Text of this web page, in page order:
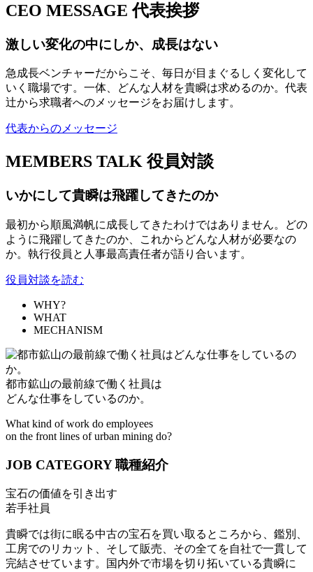
CEO MESSAGE 代表挨拶
激しい変化の中にしか、成長はない
急成長ベンチャーだからこそ、毎日が目まぐるしく変化して
いく職場です。一体、どんな人材を貴瞬は求めるのか。代表
辻から求職者へのメッセージをお届けします。
代表からのメッセージ
MEMBERS TALK 役員対談
いかにして貴瞬は飛躍してきたのか
最初から順風満帆に成長してきたわけではありません。どの
ように飛躍してきたのか、これからどんな人材が必要なの
か。執行役員と人事最高責任者が語り合います。
役員対談を読む
WHY?
WHAT
MECHANISM
都市鉱山の最前線で働く社員は
どんな仕事をしているのか。
What kind of work do employees
on the front lines of urban mining do?
JOB CATEGORY 職種紹介
宝石の価値を引き出す
若手社員
貴瞬では街に眠る中古の宝石を買い取るところから、鑑別、
工房でのリカット、そして販売、その全てを自社で一貫して
完結させています。国内外で市場を切り拓いている貴瞬に